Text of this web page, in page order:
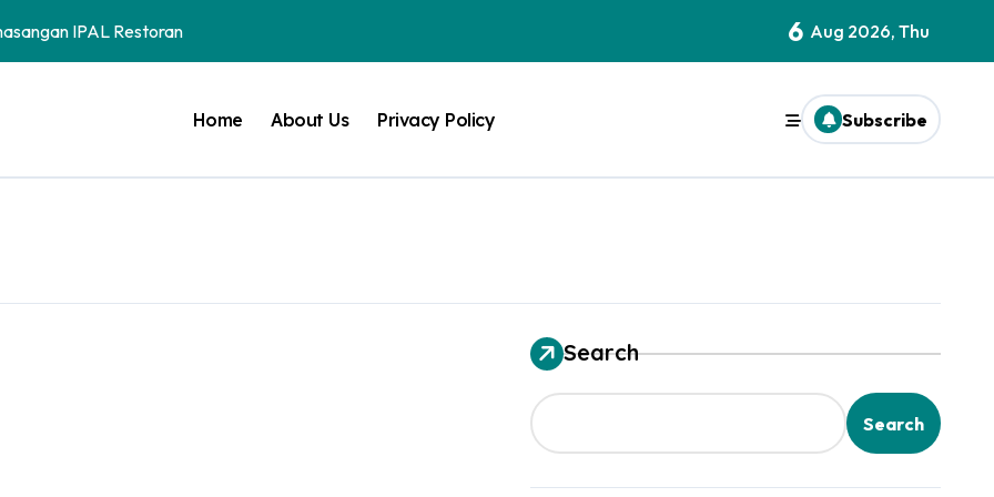
IPAL Restoran
Yang Digunakan
Tempat Jual Gas Fryer
Tarif Ongkos Kirim Paket Termurah di Pasaran
Termurah Sebagai Mitra Bisnis
dan Beragam Jenisnya
Murah Yang Baik dan Berkualitas
Begini Cara Pilihnya!
6 Aug 2026, Thu
Home About Us Privacy Policy Subscribe
Search
Search